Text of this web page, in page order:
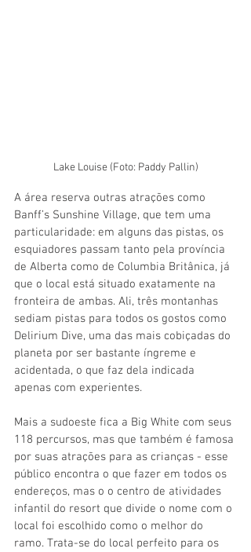
Lake Louise (Foto: Paddy Pallin)
A área reserva outras atrações como
Banff’s Sunshine Village, que tem uma
particularidade: em alguns das pistas, os
esquiadores passam tanto pela província
de Alberta como de Columbia Britânica, já
que o local está situado exatamente na
fronteira de ambas. Ali, três montanhas
sediam pistas para todos os gostos como
Delirium Dive, uma das mais cobiçadas do
planeta por ser bastante íngreme e
acidentada, o que faz dela indicada
apenas com experientes.
Mais a sudoeste fica a Big White com seus
118 percursos, mas que também é famosa
por suas atrações para as crianças - esse
público encontra o que fazer em todos os
endereços, mas o o centro de atividades
infantil do resort que divide o nome com o
local foi escolhido como o melhor do
ramo. Trata-se do local perfeito para os